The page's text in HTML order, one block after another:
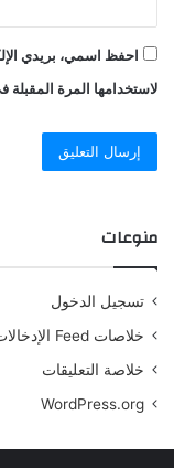
احفظ اسمي، بريدي
لاستخدامها المرة المقبلة
منوعات
تسجيل الدخول
خلاصات Feed الإدخالات
خلاصة التعليقات
WordPress.org